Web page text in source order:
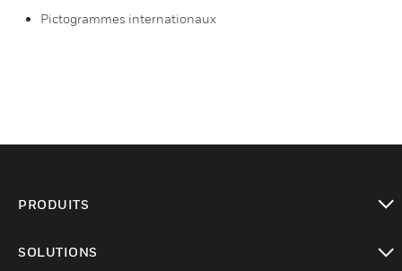
Pictogrammes internationaux
PRODUITS
SOLUTIONS